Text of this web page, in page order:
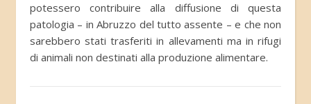
potessero contribuire alla diffusione di questa
patologia – in Abruzzo del tutto assente – e che non
sarebbero stati trasferiti in allevamenti ma in rifugi
di animali non destinati alla produzione alimentare.